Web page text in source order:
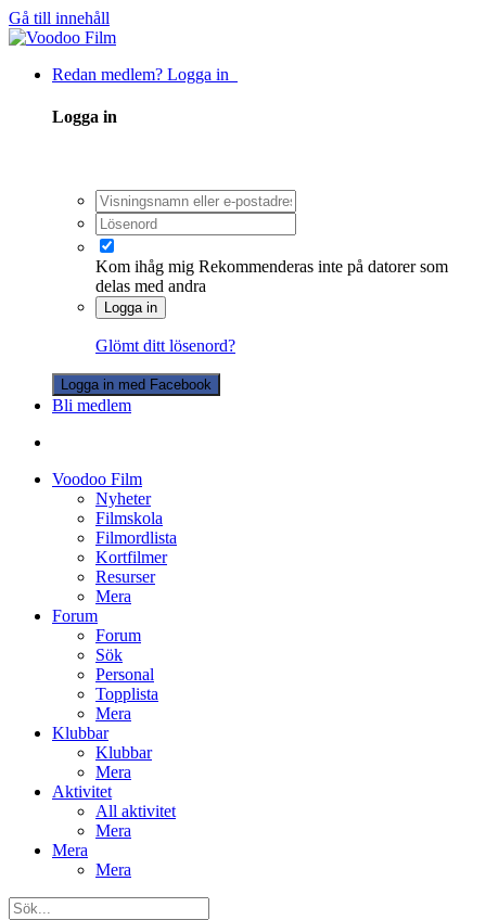
Gå till innehåll
Redan medlem? Logga in
Logga in
Kom ihåg mig Rekommenderas inte på datorer som
delas med andra
Logga in
Glömt ditt lösenord?
Logga in med Facebook
Bli medlem
Voodoo Film
Nyheter
Filmskola
Filmordlista
Kortfilmer
Resurser
Mera
Forum
Forum
Sök
Personal
Topplista
Mera
Klubbar
Klubbar
Mera
Aktivitet
All aktivitet
Mera
Mera
Mera